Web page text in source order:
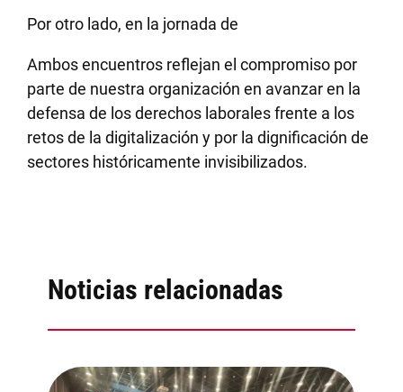
Por otro lado, en la jornada de
Ambos encuentros reflejan el compromiso por
parte de nuestra organización en avanzar en la
defensa de los derechos laborales frente a los
retos de la digitalización y por la dignificación de
sectores históricamente invisibilizados.
Noticias relacionadas